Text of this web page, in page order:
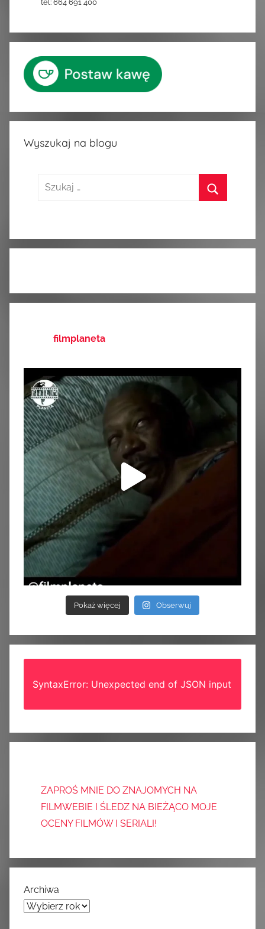
tel: 664 691 400
Wyszukaj na blogu
Szukaj:
filmplaneta
Pokaż więcej Obserwuj
SyntaxError: Unexpected end of JSON input
ZAPROŚ MNIE DO ZNAJOMYCH NA
FILMWEBIE I ŚLEDZ NA BIEŻĄCO MOJE
OCENY FILMÓW I SERIALI!
Archiwa